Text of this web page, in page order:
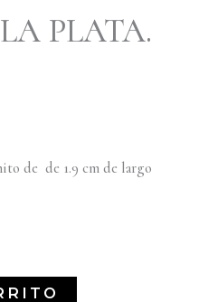
PLATA.
de de 1.9 cm de largo